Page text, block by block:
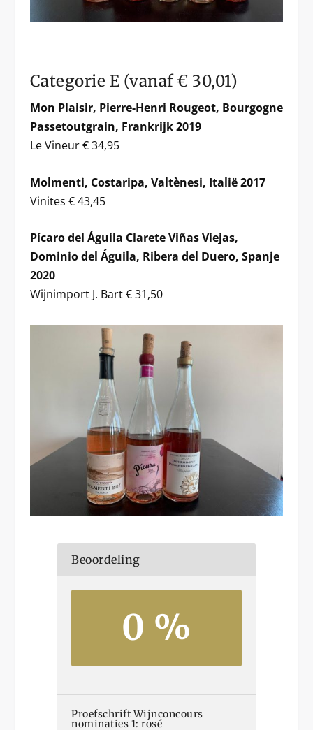
Categorie E (vanaf € 30,01)
Mon Plaisir, Pierre-Henri Rougeot, Bourgogne
Passetoutgrain, Frankrijk 2019
Le Vineur € 34,95
Molmenti, Costaripa, Valtènesi, Italië 2017
Vinites € 43,45
Pícaro del Águila Clarete Viñas Viejas,
Dominio del Águila, Ribera del Duero, Spanje
2020
Wijnimport J. Bart € 31,50
Beoordeling
0 %
Proefschrift Wijnconcours
nominaties 1: rosé